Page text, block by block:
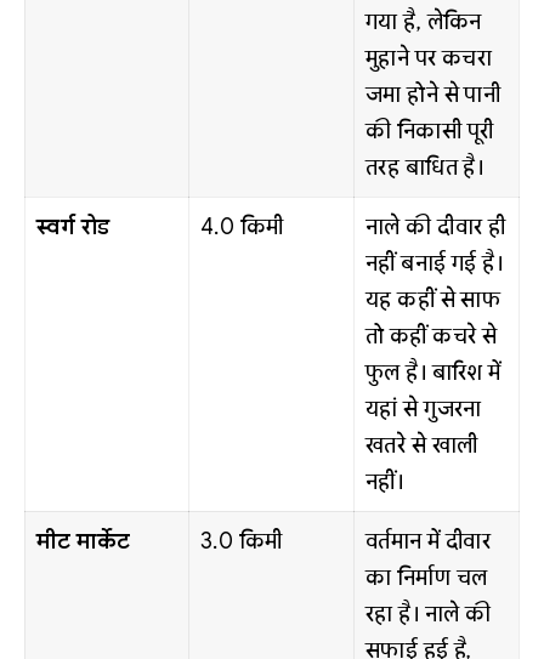
गया है, लेकिन
मुहाने पर कचरा
जमा होने से पानी
की निकासी पूरी
तरह बाधित है।
स्वर्ग रोड 4.0 किमी
नाले की दीवार ही
नहीं बनाई गई है।
यह कहीं से साफ
तो कहीं कचरे से
फुल है। बारिश में
यहां से गुजरना
खतरे से खाली
नहीं।
मीट मार्केट 3.0 किमी
वर्तमान में दीवार
का निर्माण चल
रहा है। नाले की
सफाई हुई है,